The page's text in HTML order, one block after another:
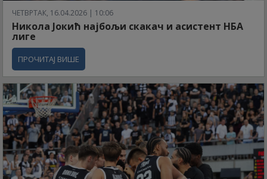
ЧЕТВРТАК, 16.04.2026 | 10:06
Никола Јокић најбољи скакач и асистент НБА
лиге
ПРОЧИТАЈ ВИШЕ